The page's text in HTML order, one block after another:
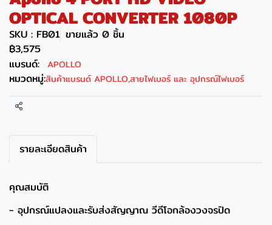
OPTICAL CONVERTER 1080P
SKU : FB01 ขายแล้ว 0 ชิ้น
฿3,575
แบรนด์: APOLLO
หมวดหมู่:สินค้าแบรนด์ APOLLO,สายไฟเบอร์ และ อุปกรณ์ไฟเบอร์
แชร์
รายละเอียดสินค้า
คุณสมบัติ
- อุปกรณ์แปลงและรับส่งสัญญาณ วีดีโอกล้องวงจรปิด